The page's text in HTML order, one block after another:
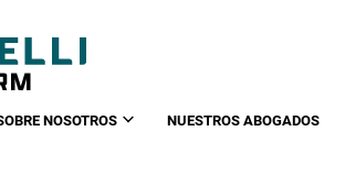
NOSOTROS NUESTROS ABOGADOS